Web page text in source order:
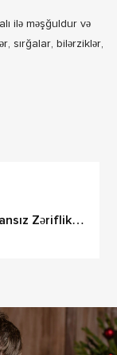
ilə məşğuldur və
sırğalar, bilərziklər,
Zəriflik